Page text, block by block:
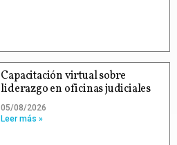
Capacitación virtual sobre
liderazgo en oficinas judiciales
05/08/2026
Leer más »